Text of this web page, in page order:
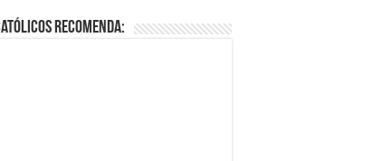
CinemaRecomenda: